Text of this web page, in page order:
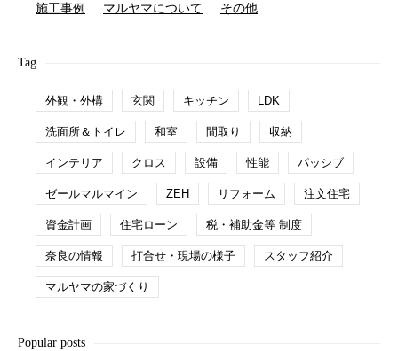
施工事例 マルヤマについて その他
Tag
外観・外構 玄関 キッチン LDK
洗面所＆トイレ 和室 間取り 収納
インテリア クロス 設備 性能 パッシブ
ゼールマルマイン ZEH リフォーム 注文住宅
資金計画 住宅ローン 税・補助金等 制度
奈良の情報 打合せ・現場の様子 スタッフ紹介
マルヤマの家づくり
Popular posts